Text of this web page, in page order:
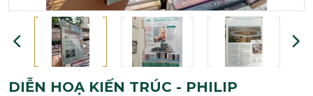
DIỄN HOẠ KIẾN TRÚC - PHILIP